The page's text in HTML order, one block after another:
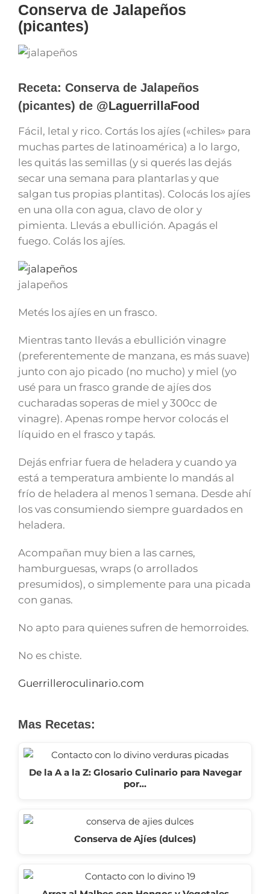
Conserva de Jalapeños
(picantes)
Receta: Conserva de Jalapeños
(picantes) de @LaguerrillaFood
Fácil, letal y rico. Cortás los ajíes («chiles» para
muchas partes de latinoamérica) a lo largo,
les quitás las semillas (y si querés las dejás
secar una semana para plantarlas y que
salgan tus propias plantitas). Colocás los ajíes
en una olla con agua, clavo de olor y
pimienta. Llevás a ebullición. Apagás el
fuego. Colás los ajíes.
jalapeños
Metés los ajíes en un frasco.
Mientras tanto llevás a ebullición vinagre
(preferentemente de manzana, es más suave)
junto con ajo picado (no mucho) y miel (yo
usé para un frasco grande de ajíes dos
cucharadas soperas de miel y 300cc de
vinagre). Apenas rompe hervor colocás el
líquido en el frasco y tapás.
Dejás enfriar fuera de heladera y cuando ya
está a temperatura ambiente lo mandás al
frío de heladera al menos 1 semana. Desde ahí
los vas consumiendo siempre guardados en
heladera.
Acompañan muy bien a las carnes,
hamburguesas, wraps (o arrollados
presumidos), o simplemente para una picada
con ganas.
No apto para quienes sufren de hemorroides.
No es chiste.
Guerrilleroculinario.com
Mas Recetas:
De la A a la Z: Glosario Culinario para Navegar
por…
Conserva de Ajíes (dulces)